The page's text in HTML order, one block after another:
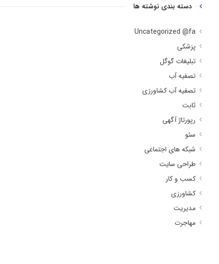
دسته بندی نوشته ها
Uncategorized @fa
پزشکی
تبلیغات گوگل
تصفیه آب
تصفیه آب کشاورزی
ثابت
رپورتاژ آگهی
سئو
شبکه های اجتماعی
طراحی سایت
کسب و کار
کشاورزی
مدیریت
مهاجرت